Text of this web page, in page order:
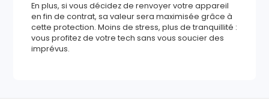
En plus, si vous décidez de renvoyer votre appareil
en fin de contrat, sa valeur sera maximisée grâce à
cette protection. Moins de stress, plus de tranquillité :
vous profitez de votre tech sans vous soucier des
imprévus.